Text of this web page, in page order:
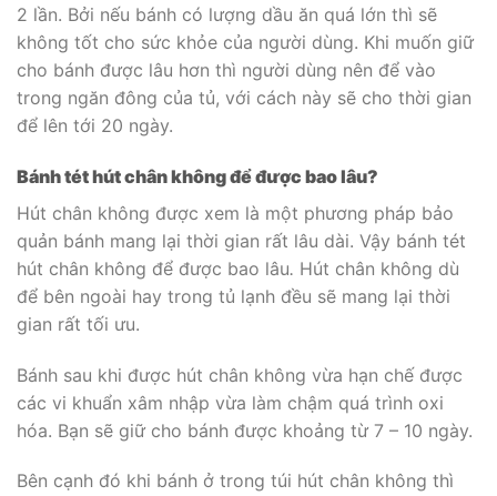
2 lần. Bởi nếu bánh có lượng dầu ăn quá lớn thì sẽ
không tốt cho sức khỏe của người dùng. Khi muốn giữ
cho bánh được lâu hơn thì người dùng nên để vào
trong ngăn đông của tủ, với cách này sẽ cho thời gian
để lên tới 20 ngày.
Bánh tét hút chân không để được bao lâu?
Hút chân không được xem là một phương pháp bảo
quản bánh mang lại thời gian rất lâu dài. Vậy bánh tét
hút chân không để được bao lâu. Hút chân không dù
để bên ngoài hay trong tủ lạnh đều sẽ mang lại thời
gian rất tối ưu.
Bánh sau khi được hút chân không vừa hạn chế được
các vi khuẩn xâm nhập vừa làm chậm quá trình oxi
hóa. Bạn sẽ giữ cho bánh được khoảng từ 7 – 10 ngày.
Bên cạnh đó khi bánh ở trong túi hút chân không thì